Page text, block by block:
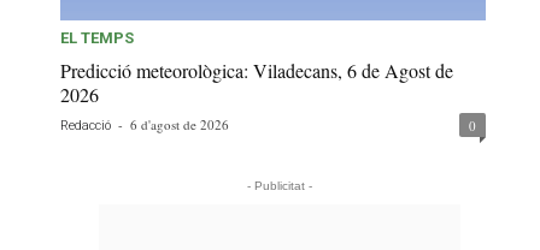
EL TEMPS
Predicció meteorològica: Viladecans, 6 de Agost de
2026
Redacció - 6 d'agost de 2026 0
- Publicitat -